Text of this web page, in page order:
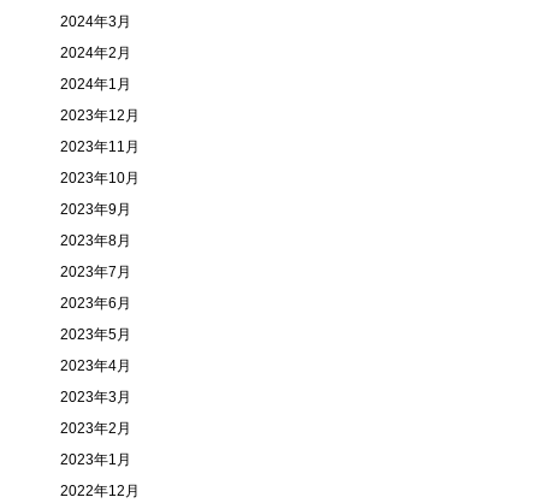
2024年3月
2024年2月
2024年1月
2023年12月
2023年11月
2023年10月
2023年9月
2023年8月
2023年7月
2023年6月
2023年5月
2023年4月
2023年3月
2023年2月
2023年1月
2022年12月